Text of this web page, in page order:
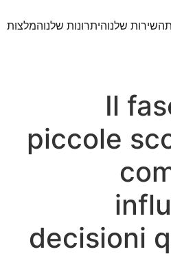
השירות שלנוהיתרונות שלנוהמלצות
Il
piccole
decisioni